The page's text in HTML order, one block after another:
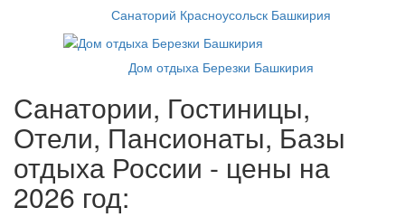
Санаторий Красноусольск Башкирия
Дом отдыха Березки Башкирия
Санатории, Гостиницы,
Отели, Пансионаты, Базы
отдыха России - цены на
2026 год: